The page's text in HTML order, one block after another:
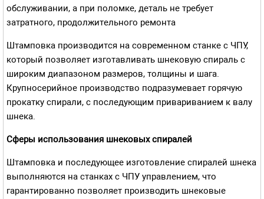
обслуживании, а при поломке, деталь не требует
затратного, продолжительного ремонта
Штамповка производится на современном станке с ЧПУ,
который позволяет изготавливать шнековую спираль с
широким диапазоном размеров, толщины и шага.
Крупносерийное производство подразумевает горячую
прокатку спирали, с последующим привариванием к валу
шнека.
Сферы использования шнековых спиралей
Штамповка и последующее изготовление спиралей шнека
выполняются на станках с ЧПУ управлением, что
гарантированно позволяет производить шнековые